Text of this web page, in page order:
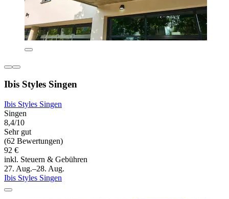
Ibis Styles Singen
Ibis Styles Singen
Singen
8,4/10
Sehr gut
(62 Bewertungen)
92 €
inkl. Steuern & Gebühren
27. Aug.–28. Aug.
Ibis Styles Singen